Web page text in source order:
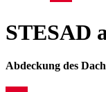
STESAD
Abdeckung des